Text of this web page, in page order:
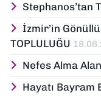
Stephanos’tan
İzmir’in
TOPLULUĞU
Nefes Alma
Hayatı Bayram